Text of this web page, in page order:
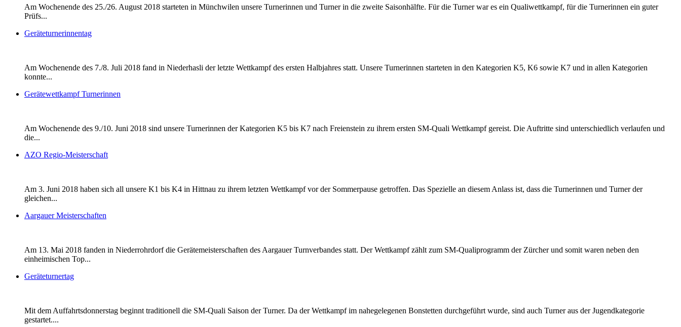
Am Wochenende des 25./26. August 2018 starteten in Münchwilen unsere Turnerinnen und Turner in die zweite Saisonhälfte. Für die Turner war es ein Qualiwettkampf, für die Turnerinnen ein guter
Prüfs...
Geräteturnerinnentag
Am Wochenende des 7./8. Juli 2018 fand in Niederhasli der letzte Wettkampf des ersten Halbjahres statt. Unsere Turnerinnen starteten in den Kategorien K5, K6 sowie K7 und in allen Kategorien
konnte...
Gerätewettkampf Turnerinnen
Am Wochenende des 9./10. Juni 2018 sind unsere Turnerinnen der Kategorien K5 bis K7 nach Freienstein zu ihrem ersten SM-Quali Wettkampf gereist. Die Auftritte sind unterschiedlich verlaufen und
die...
AZO Regio-Meisterschaft
Am 3. Juni 2018 haben sich all unsere K1 bis K4 in Hittnau zu ihrem letzten Wettkampf vor der Sommerpause getroffen. Das Spezielle an diesem Anlass ist, dass die Turnerinnen und Turner der
gleichen...
Aargauer Meisterschaften
Am 13. Mai 2018 fanden in Niederrohrdorf die Gerätemeisterschaften des Aargauer Turnverbandes statt. Der Wettkampf zählt zum SM-Qualiprogramm der Zürcher und somit waren neben den
einheimischen Top...
Geräteturnertag
Mit dem Auffahrtsdonnerstag beginnt traditionell die SM-Quali Saison der Turner. Da der Wettkampf im nahegelegenen Bonstetten durchgeführt wurde, sind auch Turner aus der Jugendkategorie
gestartet....